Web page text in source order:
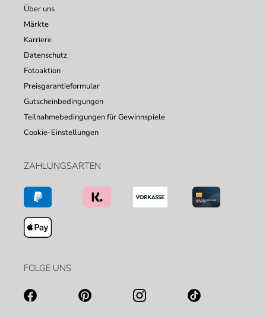
Über uns
Märkte
Karriere
Datenschutz
Fotoaktion
Preisgarantieformular
Gutscheinbedingungen
Teilnahmebedingungen für Gewinnspiele
Cookie-Einstellungen
ZAHLUNGSARTEN
FOLGE UNS